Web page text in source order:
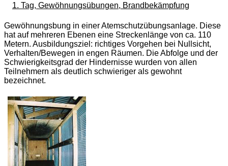
1. Tag, Gewöhnungsübungen, Brandbekämpfung
Gewöhnungsbung in einer Atemschutzübungsanlage. Diese
hat auf mehreren Ebenen eine Streckenlänge von ca. 110
Metern. Ausbildungsziel: richtiges Vorgehen bei Nullsicht,
Verhalten/Bewegen in engen Räumen. Die Abfolge und der
Schwierigkeitsgrad der Hindernisse wurden von allen
Teilnehmern als deutlich schwieriger als gewohnt
bezeichnet.